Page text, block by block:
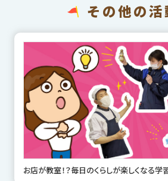
その他の活
お店が教室！？毎日のくらしが楽しくなる学